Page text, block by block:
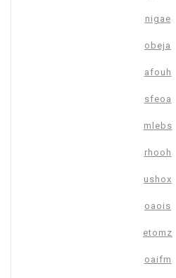
nigae
obeja
afouh
sfeoa
mlebs
rhooh
ushox
oaois
etomz
oaifm